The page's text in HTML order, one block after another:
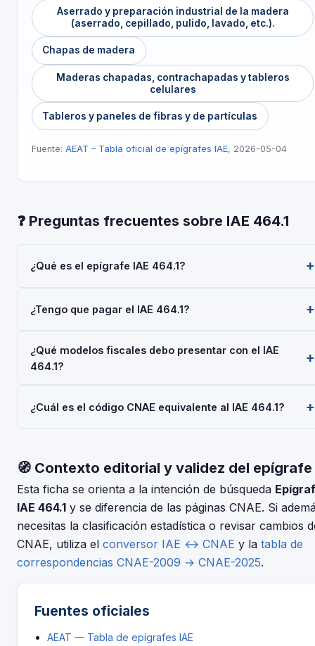
Aserrado y preparación industrial de la madera
(aserrado, cepillado, pulido, lavado, etc.).
Chapas de madera
Maderas chapadas, contrachapadas y tableros
celulares
Tableros y paneles de fibras y de partículas
Fuente: AEAT – Tabla oficial de epígrafes IAE, 2026-05-04
❓ Preguntas frecuentes sobre IAE 464.1
¿Qué es el epígrafe IAE 464.1?
Madera' — pertenece a la Actividades Empresariales del
por la AEAT. Toda empresa o autónomo que realice esta
actividad debe darse de alta mediante el Modelo 036 o 037.
¿Tengo que pagar el IAE 464.1?
pago del IAE. Las sociedades con cifra de negocios inferior
a 1.000.000 €/año también están exentas. No obstante, el
económica.
¿Qué modelos fiscales debo presentar con el IAE
464.1?
Modelo 036/037 (alta), Modelo 303 (IVA trimestral), Modelo
¿Cuál es el código CNAE equivalente al IAE 464.1?
el código CNAE-2025 que corresponde al epígrafe 464.1 —
Envases y Embalajes Industriales Madera.
🧭 Contexto editorial y validez del epígrafe
Esta ficha se orienta a la intención de búsqueda
IAE 464.1 y se diferencia de las páginas CNAE. Si
necesitas la clasificación estadística o revisar cambios
CNAE, utiliza el conversor IAE ↔ CNAE y la tabla de
correspondencias CNAE-2009 → CNAE-2025.
Fuentes oficiales
AEAT — Tabla de epígrafes IAE